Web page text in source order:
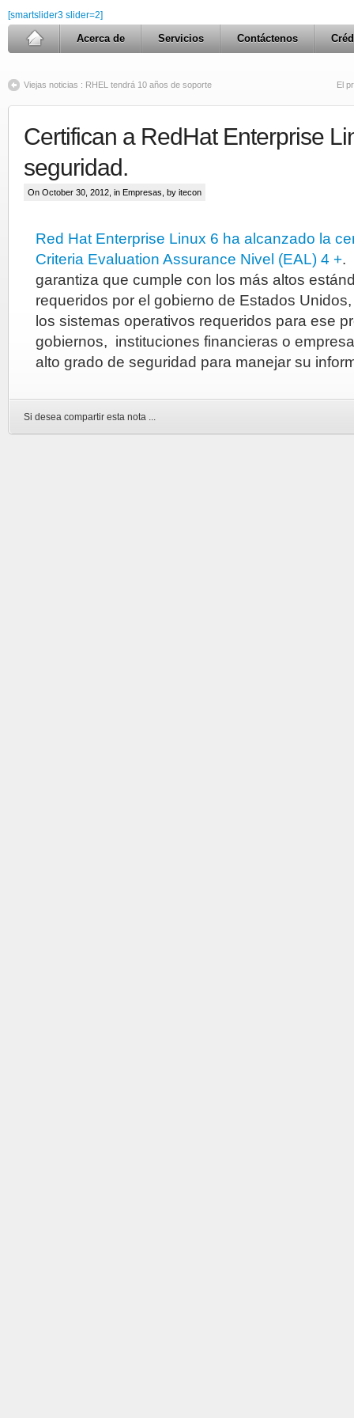
[smartslider3 slider=2]
Acerca de Servicios Contáctenos
Viejas noticias : RHEL tendrá 10 años de soporte El
Certifican a RedHat Enterprise
seguridad.
On October 30, 2012, in Empresas , by itecon
Red Hat Enterprise Linux 6 ha alcanzado la
Criteria Evaluation Assurance Nivel (EAL) 4 +.
garantiza que cumple con los más altos
requeridos por el gobierno de Estados
los sistemas operativos requeridos para ese
gobiernos, instituciones financieras o
alto grado de seguridad para manejar su
Si desea compartir esta nota ...